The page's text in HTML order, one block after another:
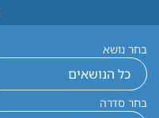
בחר נושא
בחר סדרה